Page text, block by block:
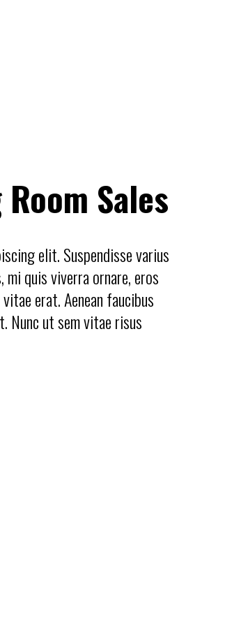
Sales
elit. Suspendisse varius
quis viverra ornare, eros
erat. Aenean faucibus
Nunc ut sem vitae risus